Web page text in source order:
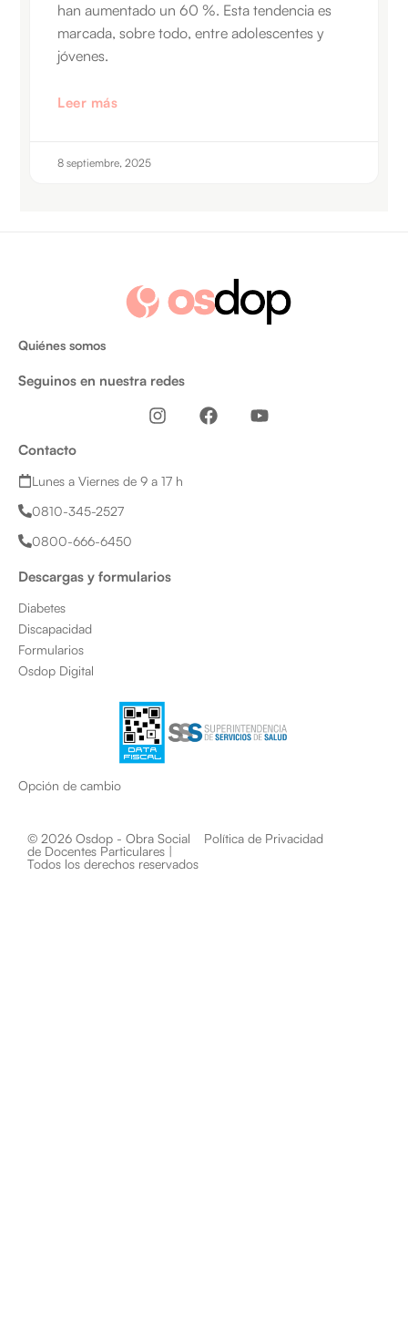
han aumentado un 60 %. Esta tendencia es
marcada, sobre todo, entre adolescentes y
jóvenes.
Leer más
8 septiembre, 2025
Quiénes somos
Seguinos en nuestra redes
I
n
a
F
a
Y
o
Contacto
Lunes a Viernes de 9 a 17 h
0810-345-2527
0800-666-6450
Descargas y formularios
Diabetes
Discapacidad
Formularios
Osdop Digital
Opción de cambio
© 2026 Osdop - Obra Social
de Docentes Particulares |
Todos los derechos reservados​
Política de Privacidad